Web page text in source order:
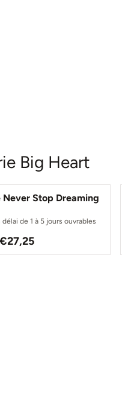
Big Heart
Stop Dreaming
de 1 à 5 jours ouvrables
Prix: 27,25
€27,25